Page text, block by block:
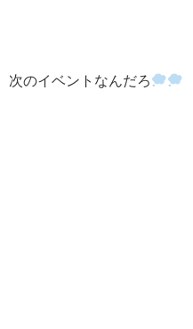
次のイベントなんだろ